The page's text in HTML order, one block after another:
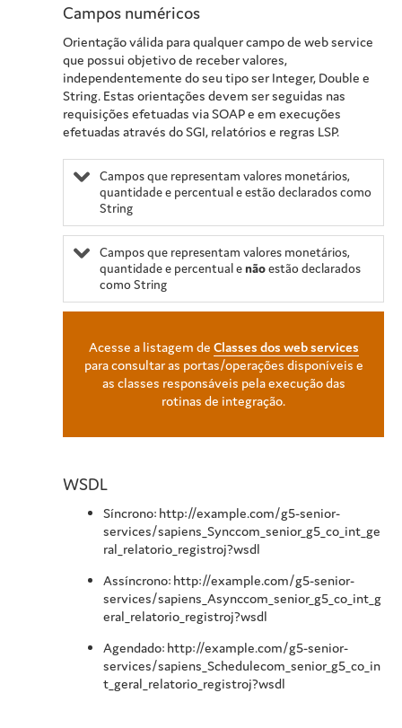
Campos numéricos
Orientação válida para qualquer campo de web service
que possui objetivo de receber valores,
independentemente do seu tipo ser Integer, Double e
String. Estas orientações devem ser seguidas nas
requisições efetuadas via SOAP e em execuções
efetuadas através do SGI, relatórios e regras LSP.
Campos que representam valores monetários,
quantidade e percentual e estão declarados como
String
Campos que representam valores monetários,
quantidade e percentual e nãoestão declarados
como String
Acesse a listagem de Classes dos web services
para consultar as portas/operações disponíveis e
as classes responsáveis pela execução das
rotinas de integração.
WSDL
Síncrono: http://example.com/g5-senior-
services/sapiens_Synccom_senior_g5_co_int_ge
ral_relatorio_registroj?wsdl
Assíncrono: http://example.com/g5-senior-
services/sapiens_Asynccom_senior_g5_co_int_g
eral_relatorio_registroj?wsdl
Agendado: http://example.com/g5-senior-
services/sapiens_Schedulecom_senior_g5_co_in
t_geral_relatorio_registroj?wsdl